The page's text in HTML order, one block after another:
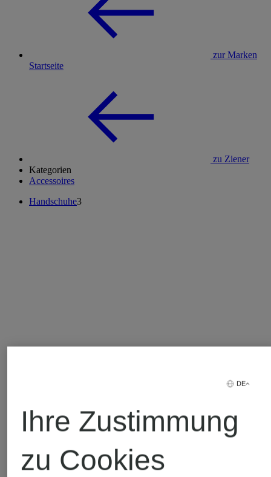
zur Marken
Startseite
zu Ziener
Kategorien
Accessoires
Handschuhe3
DE
Ihre Zustimmung
zu Cookies